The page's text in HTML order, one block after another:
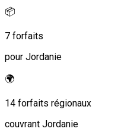
📦
7 forfaits
pour Jordanie
🌍
14 forfaits régionaux
couvrant Jordanie